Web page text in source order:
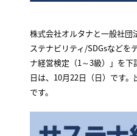
株式会社オルタナと一般社団
ステナビリティ/SDGsなどを
ナ経営検定（1～3級）」を
日は、10月22日（日）です。
です。